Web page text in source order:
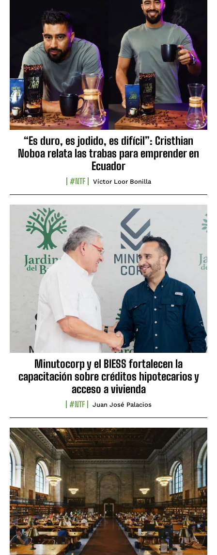
“Es duro, es jodido, es difícil”: Cristhian
Noboa relata las trabas para emprender en
Ecuador
#NTF Víctor Loor Bonilla
Minutocorp y el BIESS fortalecen la
capacitación sobre créditos hipotecarios y
acceso a vivienda
#NTF Juan José Palacios